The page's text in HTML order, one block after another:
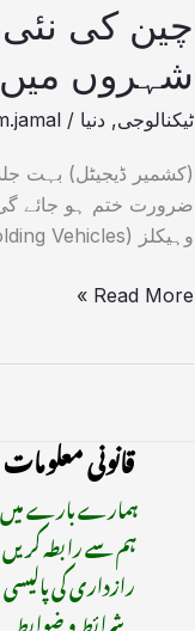
چین کی
شہروں
ٹیکنالوجی, دنیا /
(کشمیر ڈیجیٹل) بہت
ضرورت ختم ہو جائے گی
وہیکلز (EHang Holding Vehicles) نے ایک ایسی جدید ائیر ٹیکسی تیار کی ہے جو بغیر […]
Read More »
قانونی معلومات
ہمارے بارے میں
ہم سے رابطہ کریں
رازداری کی پالیسی